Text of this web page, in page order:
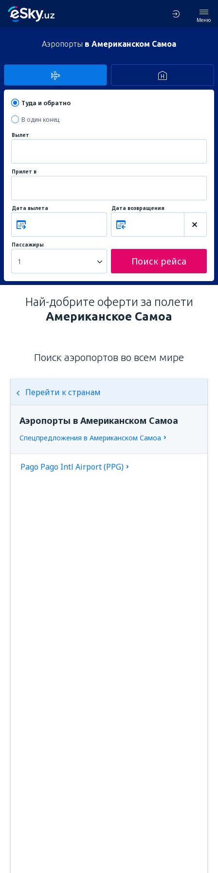
Меню
Аэропорты в Американском Самоа
Туда и обратно
В один конец
Вылет
Прилет в
Дата вылета Дата возвращения
Пассажиры
1 Поиск рейса
Най-добрите оферти за полети
Американское Самоа
Поиск аэропортов во всем мире
Перейти к странам
Аэропорты в Американском Самоа
Спецпредложения в Американском Самоа
Pago Pago Intl Airport (PPG)